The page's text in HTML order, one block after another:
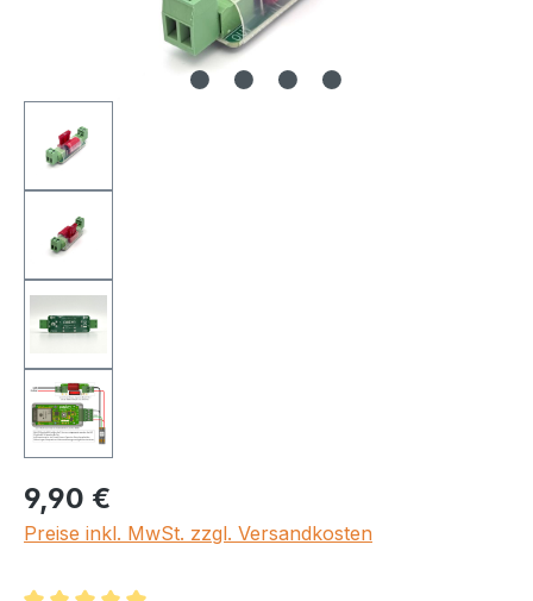
Regulärer Preis:
9,90 €
Preise inkl. MwSt. zzgl. Versandkosten